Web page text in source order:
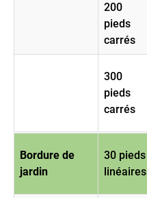
200
pieds
carrés
300
pieds
carrés
Bordure de
jardin
30 pieds
linéaires